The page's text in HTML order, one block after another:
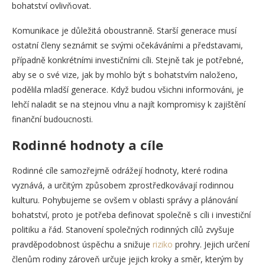
bohatství ovlivňovat.
Komunikace je důležitá oboustranně. Starší generace musí
ostatní členy seznámit se svými očekáváními a představami,
případně konkrétními investičními cíli. Stejně tak je potřebné,
aby se o své vize, jak by mohlo být s bohatstvím naloženo,
podělila mladší generace. Když budou všichni informováni, je
lehčí naladit se na stejnou vlnu a najít kompromisy k zajištění
finanční budoucnosti.
Rodinné hodnoty a cíle
Rodinné cíle samozřejmě odrážejí hodnoty, které rodina
vyznává, a určitým způsobem zprostředkovávají rodinnou
kulturu. Pohybujeme se ovšem v oblasti správy a plánování
bohatství, proto je potřeba definovat společně s cíli i investiční
politiku a řád. Stanovení společných rodinných cílů zvyšuje
pravděpodobnost úspěchu a snižuje riziko prohry. Jejich určení
členům rodiny zároveň určuje jejich kroky a směr, kterým by